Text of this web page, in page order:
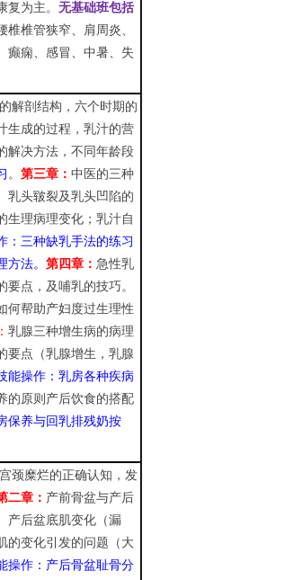
复为主。无基础班包括
椎管狭窄、肩周炎、
癫痫、感冒、中暑、失
的解剖结构，六个时期的
生成的过程，乳汁的营
解决方法，不同年龄段
。第三章：中医的三种
乳头皲裂及乳头凹陷的
生理病理变化 ；乳汁自
：三种缺乳手法的练习
方法。第四章：急性乳
点，及哺乳的技巧。
何帮助产妇度过生理性
：乳腺三种增生病的病理
要点（乳腺增生，乳腺
能操作：乳房各种疾病
的原则产后饮食的搭配
保养与回乳排残奶按
颈糜烂的正确认知，发
二章： 产前骨盆与产后
产后盆底肌变化（漏
的变化引发的问题（大
操作 ： 产后骨盆耻骨分